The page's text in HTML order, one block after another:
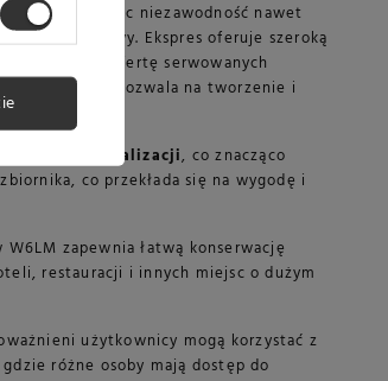
, zapewniając niezawodność nawet
rodzajów kawy. Ekspres oferuje szeroką
poszerzyć ofertę serwowanych
pozwala na tworzenie i
i kanalizacji, co znacząco
co przekłada się na wygodę i
zapewnia łatwą konserwację
restauracji i innych miejsc o dużym
użytkownicy mogą korzystać z
różne osoby mają dostęp do